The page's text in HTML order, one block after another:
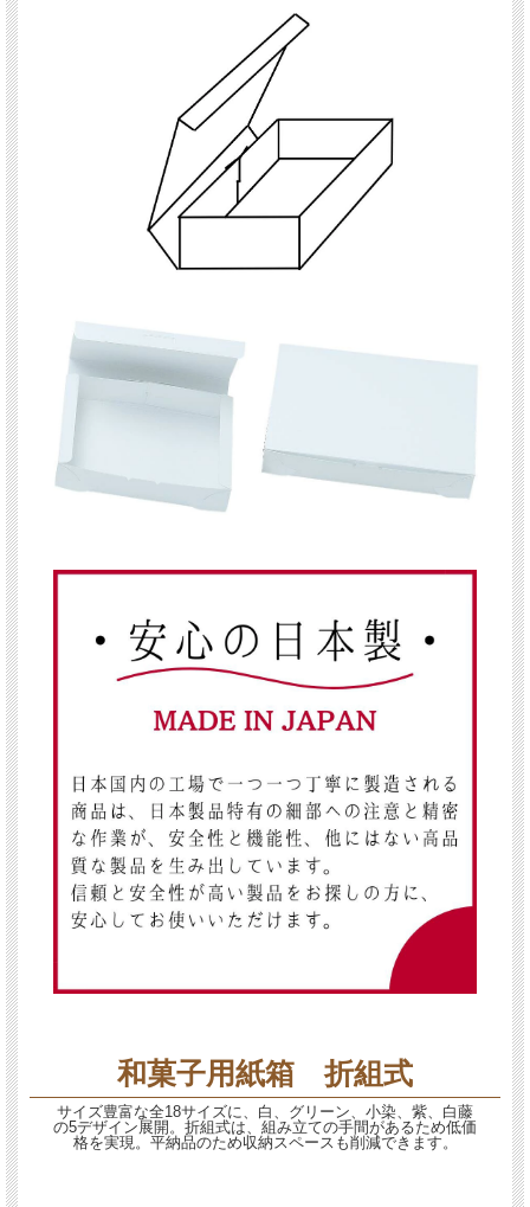
和菓子用紙箱 折組式
サイズ豊富な全18サイズに、白、グリーン、小染、紫、白藤
の5デザイン展開。折組式は、組み立ての手間があるため低価
格を実現。平納品のため収納スペースも削減できます。